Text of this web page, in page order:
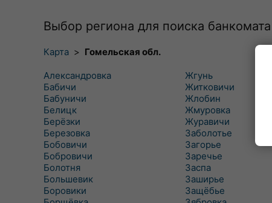
Выбор региона для поиска банкомата
Карта > Гомельская обл.
Александровка
Бабичи
Бабуничи
Белицк
Берёзки
Березовка
Бобовичи
Бобровичи
Болотня
Большевик
Боровики
Жгунь
Житковичи
Жлобин
Жмуровка
Журавичи
Заболотье
Загорье
Заречье
Заспа
Заширье
Защёбье